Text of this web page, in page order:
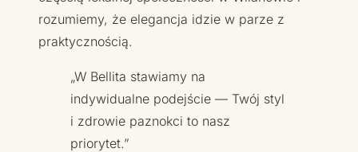
rozumiemy, że elegancja idzie w parze z
praktycznością.
„W Bellita stawiamy na
indywidualne podejście — Twój styl
i zdrowie paznokci to nasz
priorytet.”